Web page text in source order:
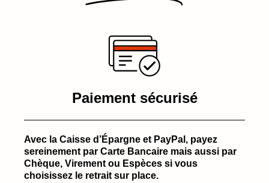
Paiement sécurisé
Avec la Caisse d’Épargne et PayPal, payez
sereinement par Carte Bancaire mais aussi par
Chèque, Virement ou Espèces si vous
choisissez le retrait sur place.